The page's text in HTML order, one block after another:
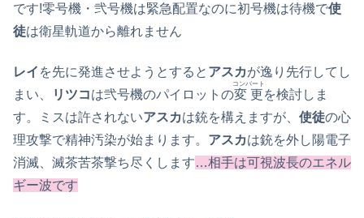
です!零号機・弐号機は緊急配置なのに初号機は待機で使
徒は衛星軌道から離れません
レイ を先に発進させようとすると アスカが逸り先行してし
まい、
リツコは弐号機のパイロットの変更
コンバート
を検討しま
す。ミスは許されないアスカは銃を構えますが、 使徒の心
理攻撃で精神汚染が始まります。 アスカは銃を外し陽電子
消滅、滅茶苦茶撃ち尽くします…相手は可視波長のエネル
ギー波です